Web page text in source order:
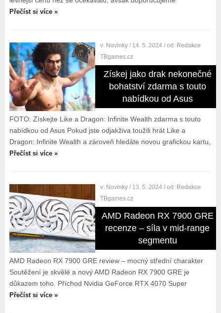
Přečíst si více »
v: Novinky / 14. 5. 2024 / od: Redakce
TBgames.cz
Získej jako drak nekonečné
bohatství zdarma s touto
nabídkou od Asus
FOTO: Získejte Like a Dragon: Infinite Wealth zdarma s touto
nabídkou od Asus Pokud jste odjakživa toužili hrát Like a
Dragon: Infinite Wealth a zároveň hledáte novou grafickou kartu,
Přečíst si více »
v: Novinky / 13. 5. 2024 / od: Redakce
TBgames.cz
AMD Radeon RX 7900 GRE
recenze – síla v mid-range
segmentu
AMD Radeon RX 7900 GRE review – mocný střední charakter
Soutěžení je skvělé a nový AMD Radeon RX 7900 GRE je
důkazem toho. Příchod Nvidia GeForce RTX 4070 Super
Přečíst si více »